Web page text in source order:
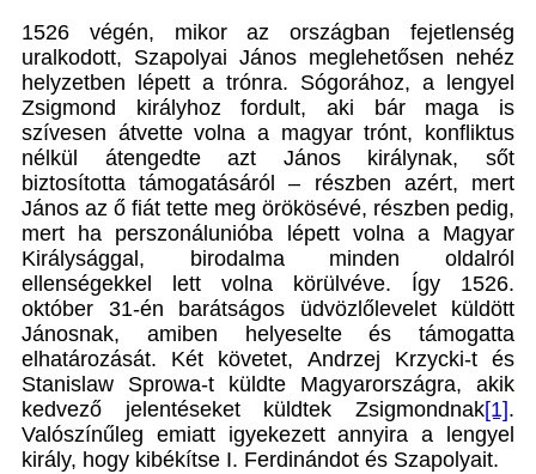
1526 végén, mikor az országban fejetlenség
uralkodott, Szapolyai János meglehetősen nehéz
helyzetben lépett a trónra. Sógorához, a lengyel
Zsigmond királyhoz fordult, aki bár maga is
szívesen átvette volna a magyar trónt, konfliktus
nélkül átengedte azt János királynak, sőt
biztosította támogatásáról – részben azért, mert
János az ő fiát tette meg örökösévé, részben pedig,
mert ha perszonálunióba lépett volna a Magyar
Királysággal, birodalma minden oldalról
ellenségekkel lett volna körülvéve. Így 1526.
október 31-én barátságos üdvözlőlevelet küldött
Jánosnak, amiben helyeselte és támogatta
elhatározását. Két követet, Andrzej Krzycki-t és
Stanislaw Sprowa-t küldte Magyarországra, akik
kedvező jelentéseket küldtek Zsigmondnak[1].
Valószínűleg emiatt igyekezett annyira a lengyel
király, hogy kibékítse I. Ferdinándot és Szapolyait.